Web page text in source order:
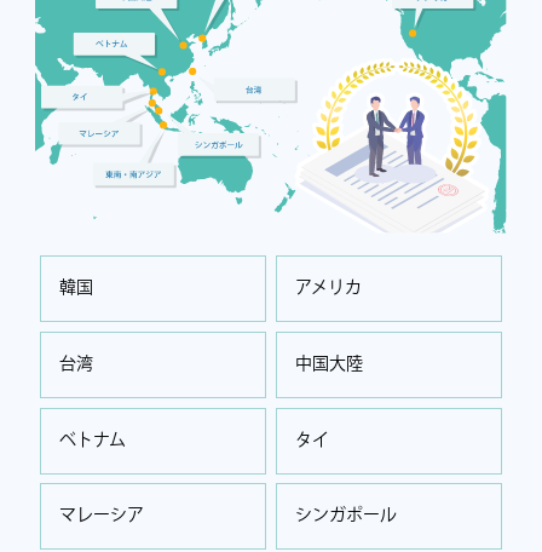
韓国 アメリカ
台湾 中国大陸
ベトナム タイ
マレーシア シンガポール